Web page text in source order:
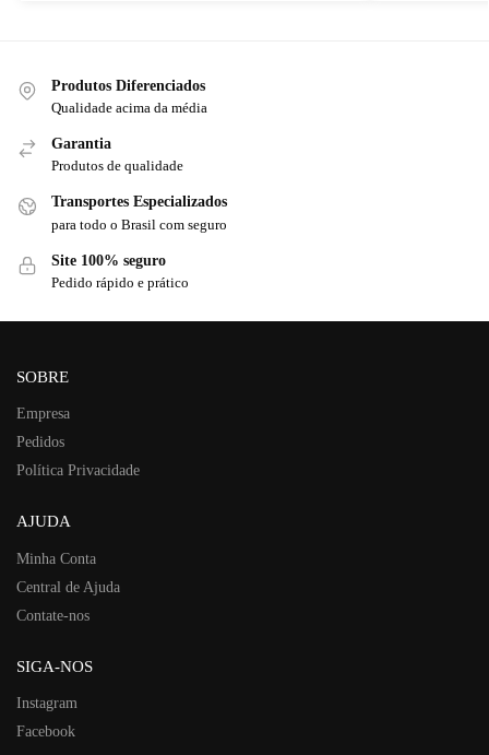
Produtos Diferenciados
Qualidade acima da média
Garantia
Produtos de qualidade
Transportes Especializados
para todo o Brasil com seguro
Site 100% seguro
Pedido rápido e prático
SOBRE
Empresa
Pedidos
Política Privacidade
AJUDA
Minha Conta
Central de Ajuda
Contate-nos
SIGA-NOS
Instagram
Facebook